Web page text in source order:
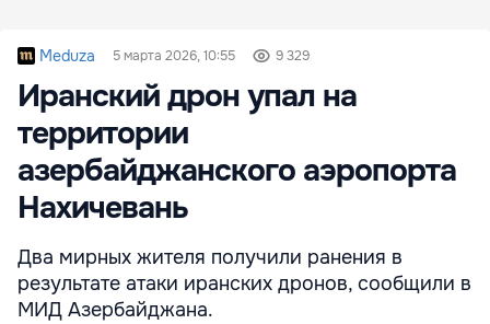
Meduza 5 марта 2026, 10:55 9 329
Иранский дрон упал на
территории
азербайджанского аэропорта
Нахичевань
Два мирных жителя получили ранения в
результате атаки иранских дронов, сообщили в
МИД Азербайджана.